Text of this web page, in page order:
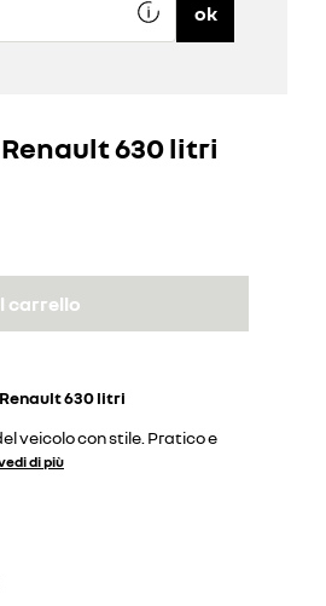
ok
630 litri
carrello
630 litri
veicolo con stile. Pratico e
di più